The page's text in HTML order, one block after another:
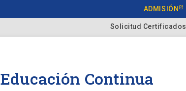
ADMISIÓN
Solicitud Certificados
Educación Continua